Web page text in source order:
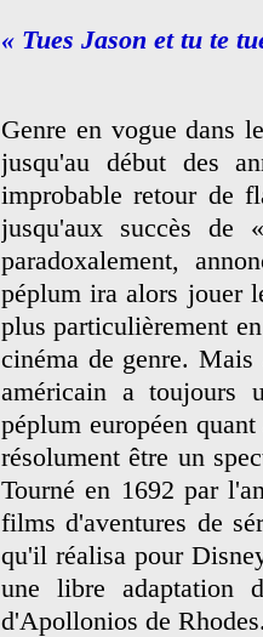
« Tues Jason et tu te
Genre en vogue dans
jusqu'au début des
improbable retour de
jusqu'aux succès de
paradoxalement,
péplum ira alors jouer
plus particulièrement
cinéma de genre.
américain a toujours
péplum européen
résolument être un
Tourné en 1692 par
films d'aventures de
qu'il réalisa pour
une libre adaptation
d'Apollonios de Rhodes.